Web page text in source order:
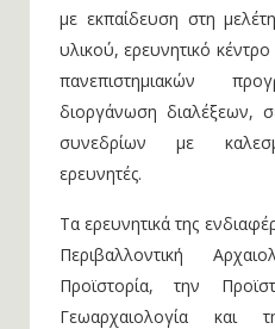
με εκπαίδευση στη
υλικού, ερευνητικό
πανεπιστημιακών
διοργάνωση διαλέξεων,
συνεδρίων με
ερευνητές.
Τα ερευνητικά της
Περιβαλλοντική
Προϊστορία, την
Γεωαρχαιολογία και